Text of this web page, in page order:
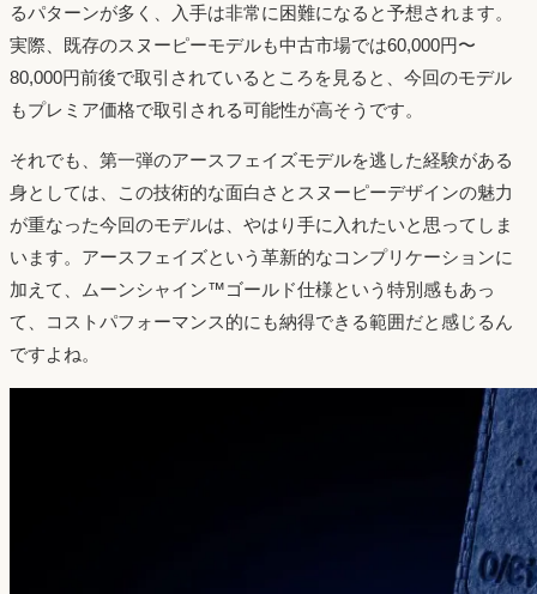
るパターンが多く、入手は非常に困難になると予想されます。
実際、既存のスヌーピーモデルも中古市場では60,000円〜
80,000円前後で取引されているところを見ると、今回のモデル
もプレミア価格で取引される可能性が高そうです。
それでも、第一弾のアースフェイズモデルを逃した経験がある
身としては、この技術的な面白さとスヌーピーデザインの魅力
が重なった今回のモデルは、やはり手に入れたいと思ってしま
います。アースフェイズという革新的なコンプリケーションに
加えて、ムーンシャイン™ゴールド仕様という特別感もあっ
て、コストパフォーマンス的にも納得できる範囲だと感じるん
ですよね。